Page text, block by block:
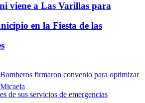
viene a Las Varillas para
en la Fiesta de las